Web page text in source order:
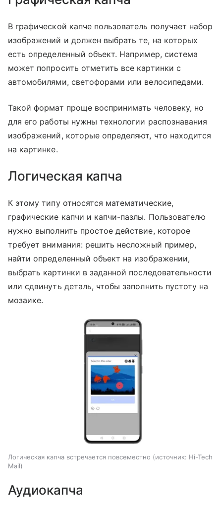
В графической капче пользователь получает набор
изображений и должен выбрать те, на которых
есть определенный объект. Например, система
может попросить отметить все картинки с
автомобилями, светофорами или велосипедами.
Такой формат проще воспринимать человеку, но
для его работы нужны технологии распознавания
изображений, которые определяют, что находится
на картинке.
Логическая капча
К этому типу относятся математические,
графические капчи и капчи-пазлы. Пользователю
нужно выполнить простое действие, которое
требует внимания: решить несложный пример,
найти определенный объект на изображении,
выбрать картинки в заданной последовательности
или сдвинуть деталь, чтобы заполнить пустоту на
мозаике.
Логическая капча встречается повсеместно источник: Hi-Tech
Mail
Аудиокапча